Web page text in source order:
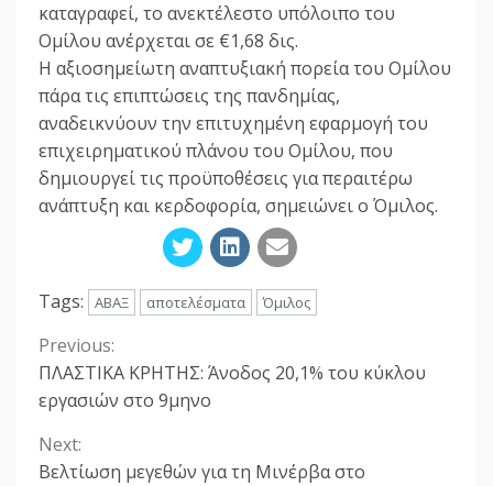
καταγραφεί, το ανεκτέλεστο υπόλοιπο του
Ομίλου ανέρχεται σε €1,68 δις.
Η αξιοσημείωτη αναπτυξιακή πορεία του Ομίλου
πάρα τις επιπτώσεις της πανδημίας,
αναδεικνύουν την επιτυχημένη εφαρμογή του
επιχειρηματικού πλάνου του Ομίλου, που
δημιουργεί τις προϋποθέσεις για περαιτέρω
ανάπτυξη και κερδοφορία, σημειώνει ο Όμιλος.
Tags: ΑΒΑΞ αποτελέσματα Όμιλος
Continue
Reading
Previous:
ΠΛΑΣΤΙΚΑ ΚΡΗΤΗΣ: Άνοδος 20,1% του κύκλου
εργασιών στο 9μηνο
Next:
Βελτίωση μεγεθών για τη Μινέρβα στο